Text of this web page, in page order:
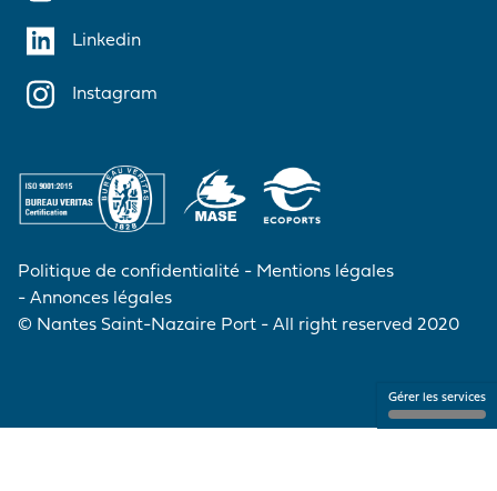
Linkedin
Instagram
Politique de confidentialité
Mentions légales
Annonces légales
© Nantes Saint-Nazaire Port - All right reserved 2020
Gérer les services